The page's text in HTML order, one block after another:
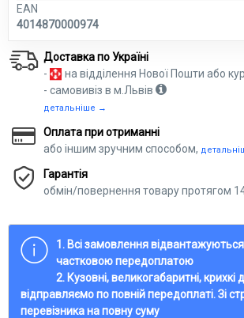
EAN
4014870000974
Доставка по Україні
-
на відділення Нової Пошти або
- самовивіз в м.Львів
детальніше →
Оплата при отриманні
або іншим зручним способом,
Гарантія
обмін/повернення товару протягом
1. Всі замовлення
частковою передоплатою
2. Кузовні, великогабаритні, крихкі
відправляємо по повній передоплаті. Зі
перевізника на повну суму